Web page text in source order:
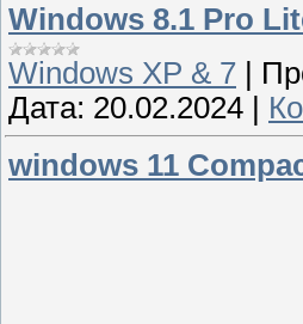
Windows 8.1 Pro
Windows XP & 7
Дата: 20.02.2024
windows 11